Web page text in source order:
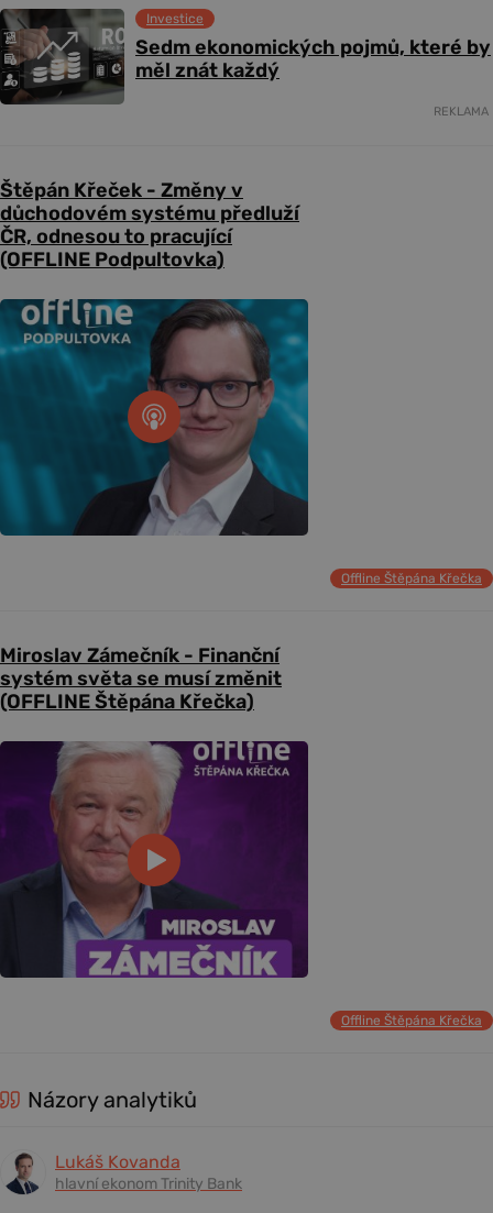
Sedm ekonomických pojmů, které by
měl znát každý
Investice
REKLAMA
Štěpán Křeček - Změny v
důchodovém systému předluží
ČR, odnesou to pracující
(OFFLINE Podpultovka)
Offline Štěpána Křečka
Miroslav Zámečník - Finanční
systém světa se musí změnit
(OFFLINE Štěpána Křečka)
Offline Štěpána Křečka
Názory analytiků
Lukáš Kovanda
hlavní ekonom Trinity Bank